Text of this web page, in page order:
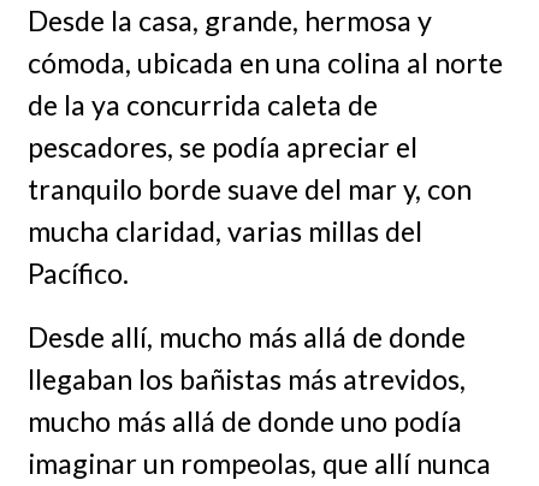
Desde la casa, grande, hermosa y
cómoda, ubicada en una colina al norte
de la ya concurrida caleta de
pescadores, se podía apreciar el
tranquilo borde suave del mar y, con
mucha claridad, varias millas del
Pacífico.
Desde allí, mucho más allá de donde
llegaban los bañistas más atrevidos,
mucho más allá de donde uno podía
imaginar un rompeolas, que allí nunca